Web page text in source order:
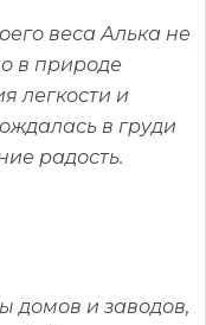
веса Алька не
в природе
легкости и
в груди
радость.
домов и заводов,